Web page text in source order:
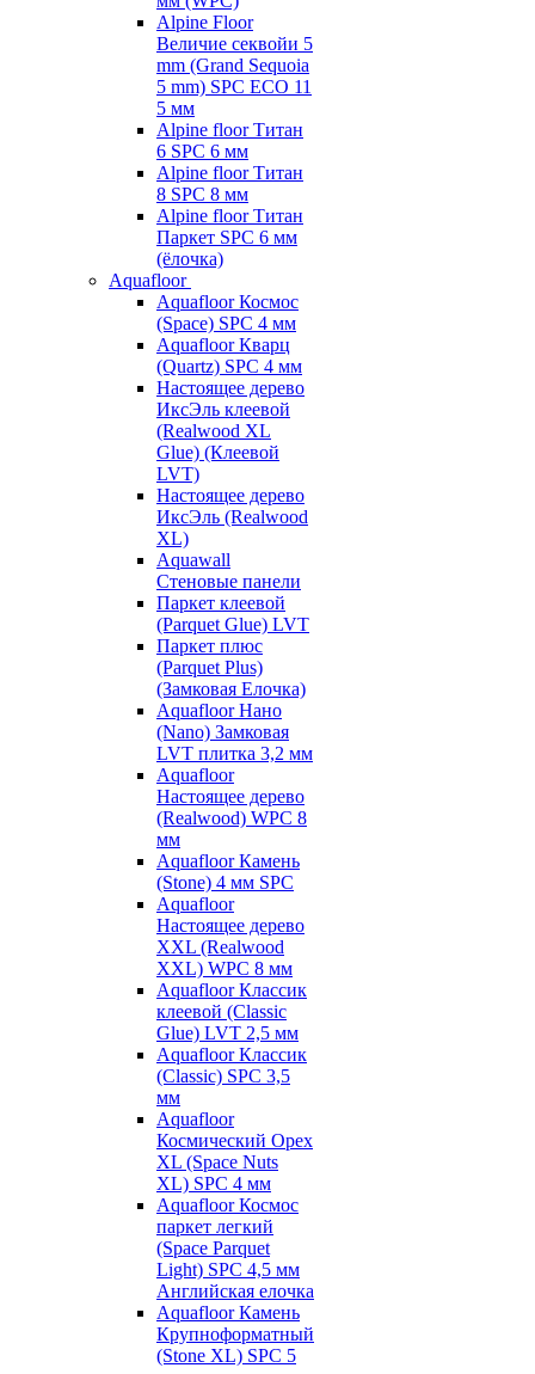
Alpine Floor
Величие секвойи 5
mm (Grand Sequoia
5 mm) SPC ECO 11
5 мм
Alpine floor Титан
6 SPC 6 мм
Alpine floor Титан
8 SPC 8 мм
Alpine floor Титан
Паркет SPC 6 мм
(ёлочка)
Aquafloor
Aquafloor Космос
(Space) SPC 4 мм
Aquafloor Кварц
(Quartz) SPC 4 мм
Настоящее дерево
ИксЭль клеевой
(Realwood XL
Glue) (Клеевой
LVT)
Настоящее дерево
ИксЭль (Realwood
XL)
Aquawall
Стеновые панели
Паркет клеевой
(Parquet Glue) LVT
Паркет плюс
(Parquet Plus)
(Замковая Елочка)
Aquafloor Нано
(Nano) Замковая
LVT плитка 3,2 мм
Aquafloor
Настоящее дерево
(Realwood) WPC 8
мм
Aquafloor Камень
(Stone) 4 мм SPC
Aquafloor
Настоящее дерево
XXL (Realwood
XXL) WPC 8 мм
Aquafloor Классик
клеевой (Classic
Glue) LVT 2,5 мм
Aquafloor Классик
(Classic) SPC 3,5
мм
Aquafloor
Космический Орех
XL (Space Nuts
XL) SPC 4 мм
Aquafloor Космос
паркет легкий
(Space Parquet
Light) SPC 4,5 мм
Английская елочка
Aquafloor Камень
Крупноформатный
(Stone XL) SPC 5